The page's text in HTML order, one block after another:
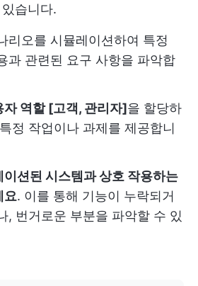
습니다.
리오를 시뮬레이션하여 특정
과 관련된 요구 사항을 파악합
자 역할 [고객, 관리자]을 할당하
정 작업이나 과제를 제공합니
션된 시스템과 상호 작용하는
요. 이를 통해 기능이 누락되거
, 번거로운 부분을 파악할 수 있